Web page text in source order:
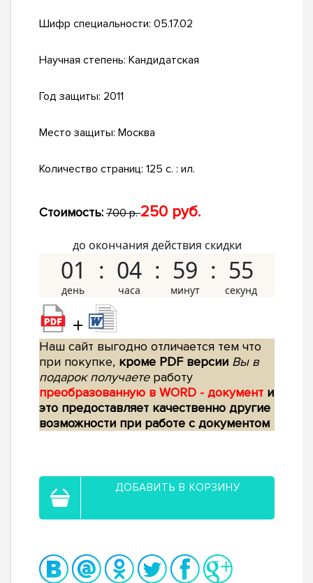
Шифр специальности: 05.17.02
Научная степень: Кандидатская
Год защиты: 2011
Место защиты: Москва
Количество страниц: 125 с. : ил.
Стоимость: 700 р.250 руб.
до окончания действия скидки
01 04 59 54
+
Наш сайт выгодно отличается тем что
при покупке, кроме PDF версии Вы в
подарок получаетеработу
преобразованную в WORD - документ и
это предоставляет качественно другие
возможности при работе с документом
ДОБАВИТЬ В КОРЗИНУ